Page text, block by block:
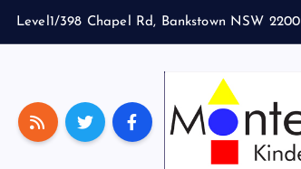
Level1/398 Chapel Rd, Bankstown NSW 2200